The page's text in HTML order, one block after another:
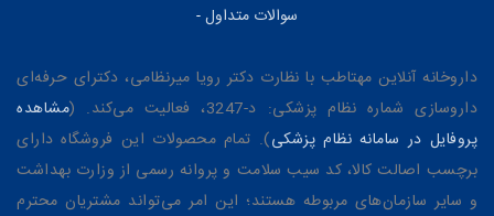
سوالات متداول-
داروخانه آنلاین مهتاطب با نظارت دکتر رویا میرنظامی، دکترای حرفه‌ای
داروسازی شماره نظام پزشکی: د-3247، فعالیت می‌کند. (
مشاهده
پروفایل در سامانه نظام پزشکی). تمام محصولات این فروشگاه دارای
برچسب اصالت کالا، کد سیب سلامت و پروانه رسمی از وزارت بهداشت
و سایر سازمان‌های مربوطه هستند؛ این امر می‌تواند مشتریان محترم